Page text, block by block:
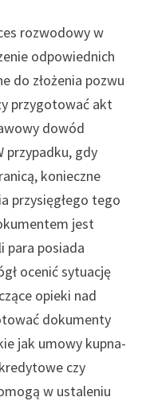
rozwodowy w
odpowiednich
do złożenia pozwu
przygotować akt
dowód
przypadku, gdy
konieczne
przysięgłego tego
jest
para posiada
ocenić sytuację
opieki nad
dokumenty
jak umowy kupna-
czy
w ustaleniu